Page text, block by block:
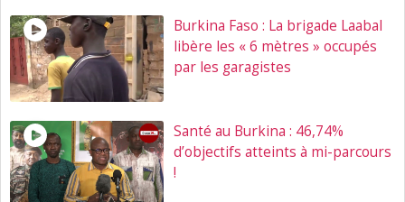
Burkina Faso : La brigade Laabal
libère les « 6 mètres » occupés
par les garagistes
Santé au Burkina : 46,74%
d’objectifs atteints à mi-parcours
!